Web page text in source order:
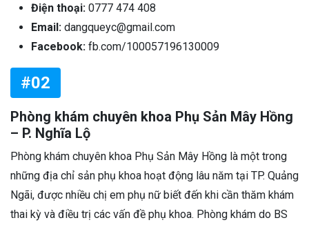
Điện thoại: 0777 474 408
Email: dangqueyc@gmail.com
Facebook: fb.com/100057196130009
#02
Phòng khám chuyên khoa Phụ Sản Mây Hồng
– P. Nghĩa Lộ
Phòng khám chuyên khoa Phụ Sản Mây Hồng là một trong
những địa chỉ sản phụ khoa hoạt động lâu năm tại TP. Quảng
Ngãi, được nhiều chị em phụ nữ biết đến khi cần thăm khám
thai kỳ và điều trị các vấn đề phụ khoa. Phòng khám do BS